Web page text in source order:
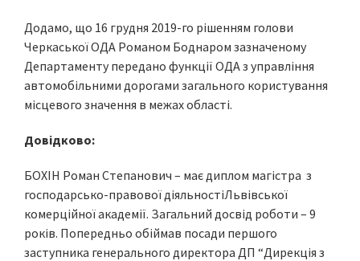
Додамо, що 16 грудня 2019-го рішенням голови
Черкаської ОДА Романом Боднаром зазначеному
Департаменту передано функції ОДА з управління
автомобільними дорогами загального користування
місцевого значення в межах області.
Довідково:
БОХІН Роман Степанович – має диплом магістра з
господарсько-правової діяльностіЛьвівської
комерційної академії. Загальний досвід роботи – 9
років. Попередньо обіймав посади першого
заступника генерального директора ДП “Дирекція з